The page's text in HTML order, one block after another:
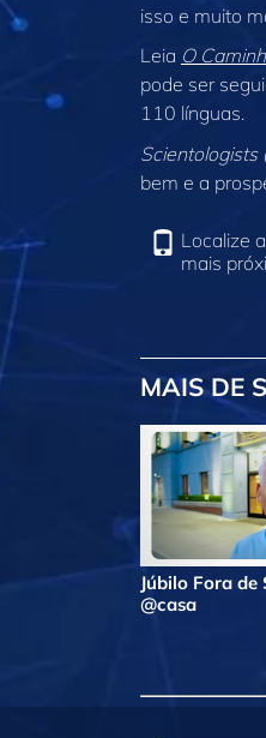
isso e muito
Leia O
pode ser
110 línguas.
Scientologists
bem e a
Localize
mais
MAIS DE
Júbilo Fora de
@casa